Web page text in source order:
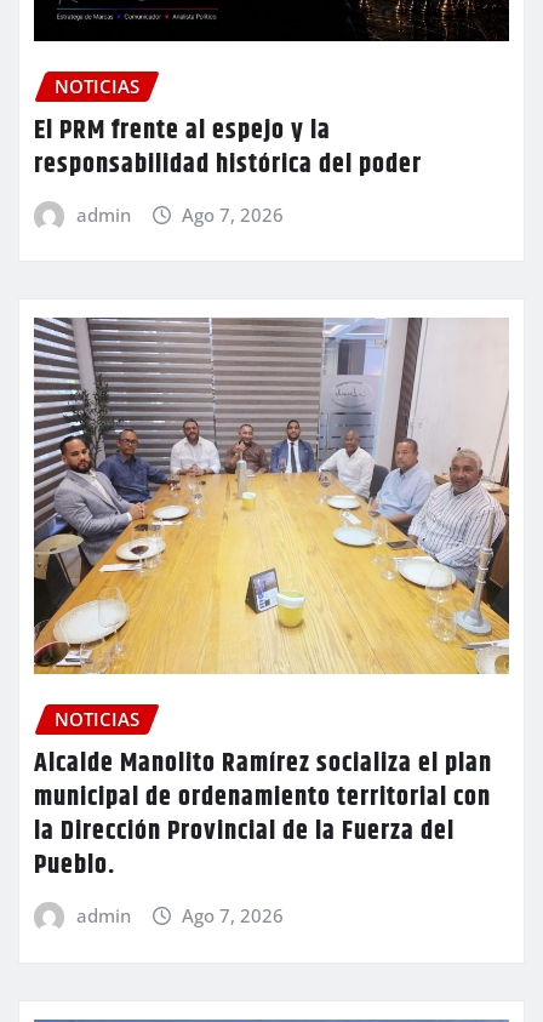
NOTICIAS
El PRM frente al espejo y la
responsabilidad histórica del poder
admin Ago 7, 2026
NOTICIAS
Alcalde Manolito Ramírez socializa el plan
municipal de ordenamiento territorial con
la Dirección Provincial de la Fuerza del
Pueblo.
admin Ago 7, 2026